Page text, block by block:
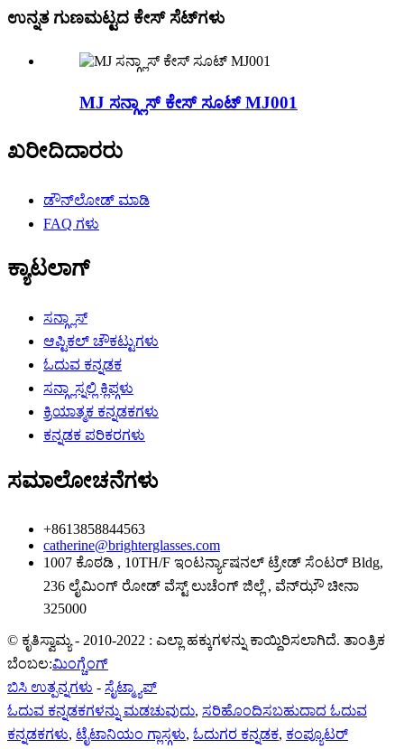
ಉನ್ನತ ಗುಣಮಟ್ಟದ ಕೇಸ್ ಸೆಟ್‌ಗಳು
MJ ಸನ್ಗ್ಲಾಸ್ ಕೇಸ್ ಸೂಟ್ MJ001
ಖರೀದಿದಾರರು
ಡೌನ್‌ಲೋಡ್ ಮಾಡಿ
FAQ ಗಳು
ಕ್ಯಾಟಲಾಗ್
ಸನ್ಗ್ಲಾಸ್
ಆಪ್ಟಿಕಲ್ ಚೌಕಟ್ಟುಗಳು
ಓದುವ ಕನ್ನಡಕ
ಸನ್ಗ್ಲಾಸ್ನಲ್ಲಿ ಕ್ಲಿಪ್ಗಳು
ಕ್ರಿಯಾತ್ಮಕ ಕನ್ನಡಕಗಳು
ಕನ್ನಡಕ ಪರಿಕರಗಳು
ಸಮಾಲೋಚನೆಗಳು
+8613858844563
catherine@brighterglasses.com
1007 ಕೊಠಡಿ , 10TH/F ಇಂಟರ್ನ್ಯಾಷನಲ್ ಟ್ರೇಡ್ ಸೆಂಟರ್ Bldg,
236 ಲೈಮಿಂಗ್ ರೋಡ್ ವೆಸ್ಟ್ ಲುಚೆಂಗ್ ಜಿಲ್ಲೆ , ವೆನ್‌ಝೌ ಚೀನಾ
325000
© ಕೃತಿಸ್ವಾಮ್ಯ - 2010-2022 : ಎಲ್ಲಾ ಹಕ್ಕುಗಳನ್ನು ಕಾಯ್ದಿರಿಸಲಾಗಿದೆ. ತಾಂತ್ರಿಕ
ಬೆಂಬಲ:ಮಿಂಗ್ಚೆಂಗ್
ಬಿಸಿ ಉತ್ಪನ್ನಗಳು - ಸೈಟ್ಮ್ಯಾಪ್
ಓದುವ ಕನ್ನಡಕಗಳನ್ನು ಮಡಚುವುದು, ಸರಿಹೊಂದಿಸಬಹುದಾದ ಓದುವ
ಕನ್ನಡಕಗಳು, ಟೈಟಾನಿಯಂ ಗ್ಲಾಸ್ಗಳು, ಓದುಗರ ಕನ್ನಡಕ, ಕಂಪ್ಯೂಟರ್